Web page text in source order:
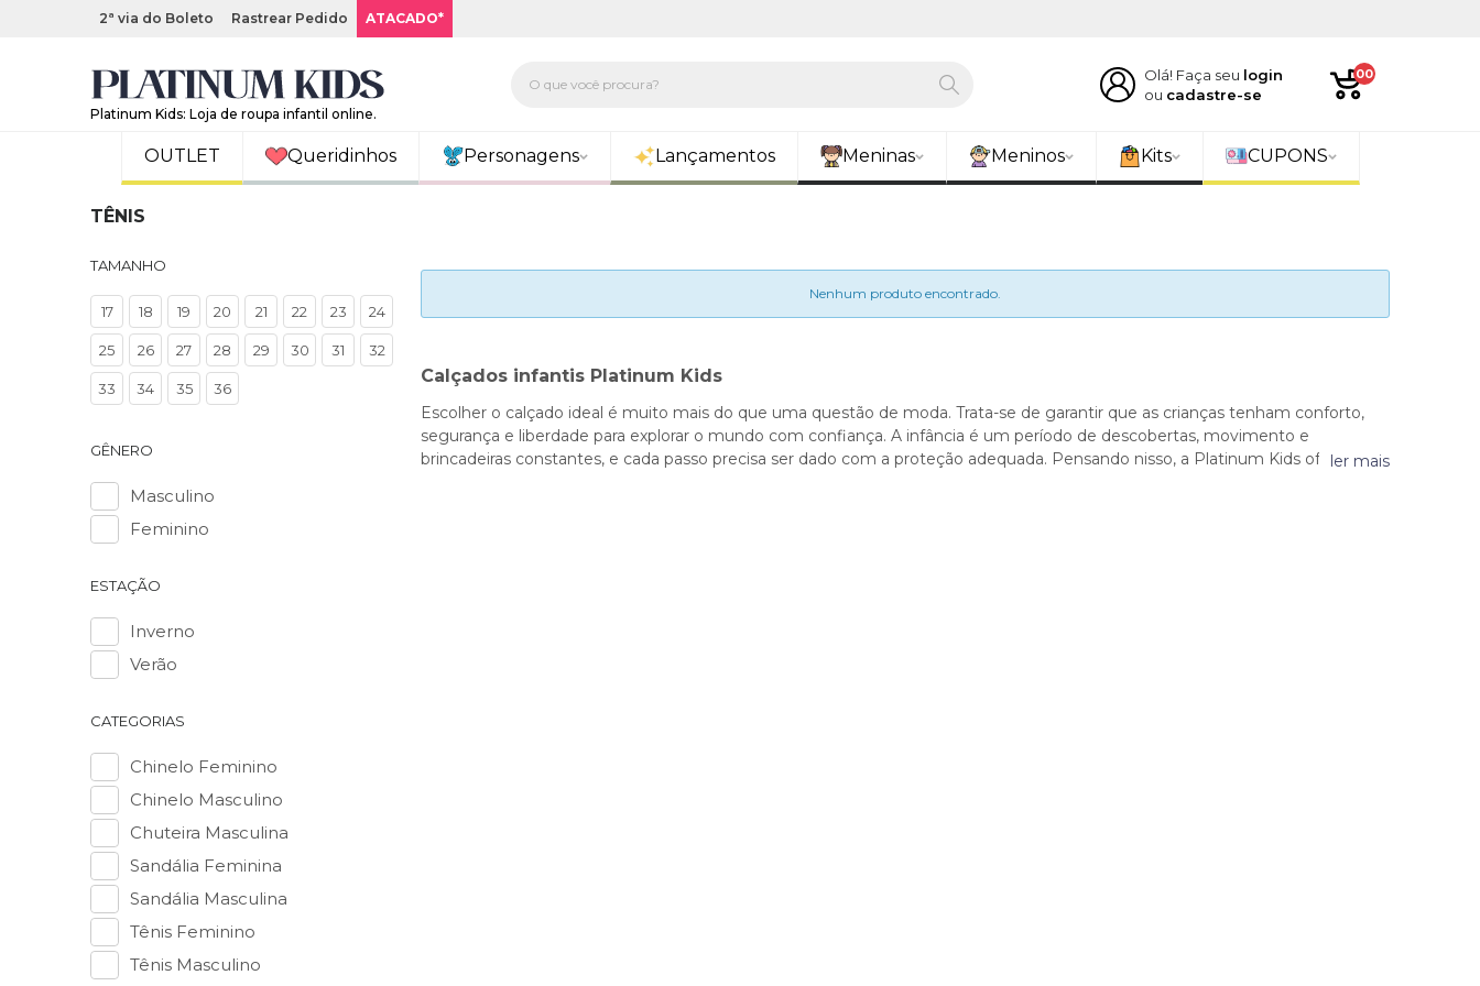
2ª via do Boleto Rastrear Pedido ATACADO*
Platinum Kids: Loja de roupa infantil online.
Olá! Faça seu login
ou cadastre-se
00
OUTLET Queridinhos Personagens Lançamentos Meninas Meninos Kits CUPONS
TÊNIS
TAMANHO
17 18 19 20 21 22 23 24
25 26 27 28 29 30 31 32
33 34 35 36
GÊNERO
Masculino
Feminino
ESTAÇÃO
Inverno
Verão
CATEGORIAS
Chinelo Feminino
Chinelo Masculino
Chuteira Masculina
Sandália Feminina
Sandália Masculina
Tênis Feminino
Tênis Masculino
Nenhum produto encontrado.
Calçados infantis Platinum Kids
Escolher o calçado ideal é muito mais do que uma questão de moda. Trata-se de garantir que as crianças tenham conforto,
segurança e liberdade para explorar o mundo com confiança. A infância é um período de descobertas, movimento e
brincadeiras constantes, e cada passo precisa ser dado com a proteção adequada. Pensando nisso, a Platinum Kids oferece
ler mais